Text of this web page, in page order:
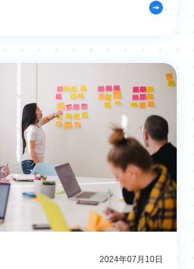
2024年07月10日